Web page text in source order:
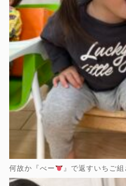
何故か『べー 』で返すいちご